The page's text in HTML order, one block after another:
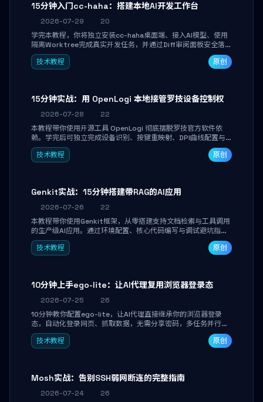
15分钟入门cc-haha：搭建本地AI开发工作台
2026-07-29
20
学完本教程，你将独立安装cc-haha桌面端、接入AI模型、使用
隔离Worktree完成真实开发任务，并通过Diff审阅面板安全落地
AI代码改写。告别终端黑盒操作，让AI在沙箱环境中工作，你只
做审阅和决策。
技术教程 原创
15分钟实战：用 OpenLogi 本地接管罗技设备控制权
2026-07-28
22
本教程带你使用开源工具 OpenLogi 彻底摆脱罗技官方软件依
赖。学完后可独立完成设备识别、按键重映射、DPI曲线配置与
SmartShift调节，实现完全离线控制，保护隐私并释放硬件性
能。
技术教程 原创
Genkit实战：15分钟搭建带RAG的AI应用
2026-07-26
22
本教程带你使用Genkit框架，从零搭建支持文档检索与工具调用
的生产级AI应用。通过环境配置、核心代码编写与调试避坑指
南，学完即可掌握多模型切换、RAG管道构建及函数调用注册，
独立开发高效AI智能体。
技术教程 原创
10分钟上手ego-lite：让AI代理复用浏览器登录态
2026-07-25
26
10分钟教你配置ego-lite，让AI代理直接继承你的浏览器登录
态，自动化登录网页、抓取数据，无需分享密码，多任务并行不
干扰日常使用。
技术教程
原创
Mosh实战：告别SSH弱网断连的完整指南
2026-07-24
26